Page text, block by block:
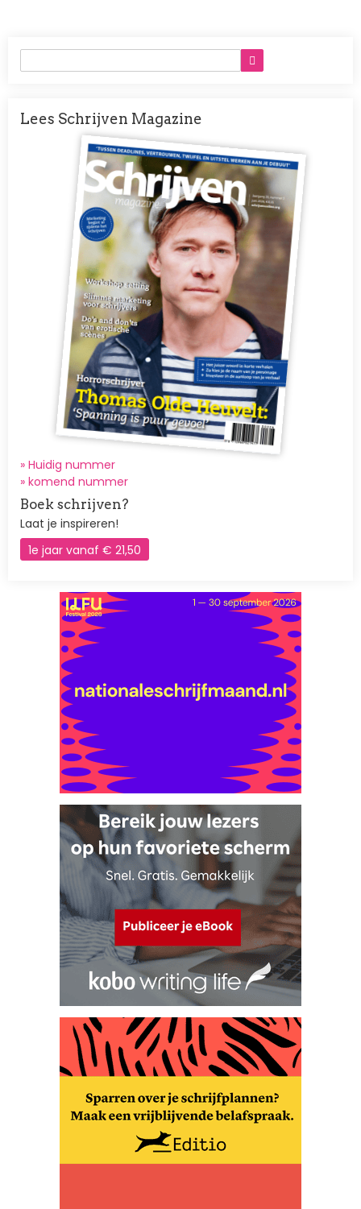
Lees Schrijven Magazine
Afbeelding
» Huidig nummer
» komend nummer
Boek schrijven?
Laat je inspireren!
1e jaar vanaf € 21,50